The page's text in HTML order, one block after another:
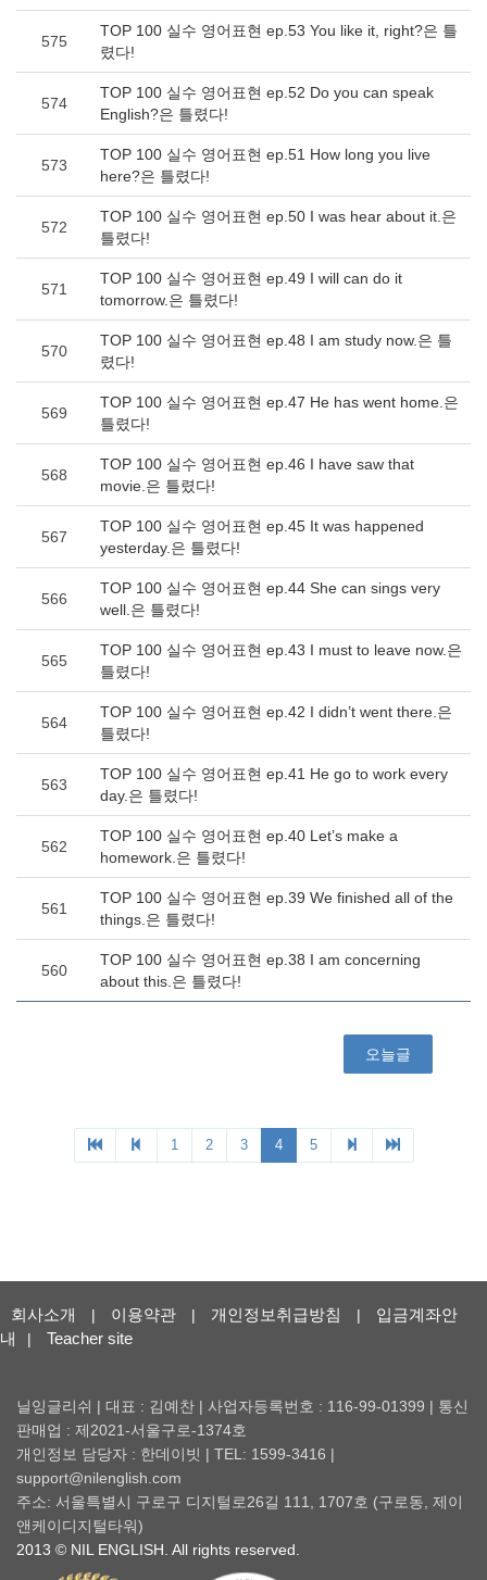
회사소개 | 이용약관 | 개인정보취급방침 |
입금계좌안
내
| Teacher site
닐잉글리쉬 | 대표 : 김예찬 | 사업자등록번호 : 116-99-01399 | 통신
판매업 : 제2021-서울구로-1374호
개인정보 담당자 : 한데이빗 | TEL: 1599-3416 |
support@nilenglish.com
주소: 서울특별시 구로구 디지털로26길 111, 1707호 (구로동, 제이
앤케이디지털타워)
2013 © NIL ENGLISH. All rights reserved.